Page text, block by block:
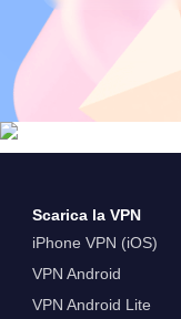
Scarica la VPN
iPhone VPN (iOS)
VPN Android
VPN Android Lite